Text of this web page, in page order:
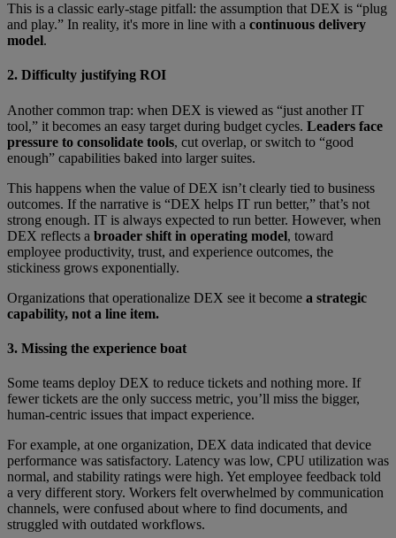
This is a classic early-stage pitfall: the assumption that DEX is “plug
and play.” In reality, it's more in line with a continuous delivery
model.
2. Difficulty justifying ROI
Another common trap: when DEX is viewed as “just another IT
tool,” it becomes an easy target during budget cycles. Leaders face
pressure to consolidate tools, cut overlap, or switch to “good
enough” capabilities baked into larger suites.
This happens when the value of DEX isn’t clearly tied to business
outcomes. If the narrative is “DEX helps IT run better,” that’s not
strong enough. IT is always expected to run better. However, when
DEX reflects a broader shift in operating model, toward
employee productivity, trust, and experience outcomes, the
stickiness grows exponentially.
Organizations that operationalize DEX see it become a strategic
capability, not a line item.
3. Missing the experience boat
Some teams deploy DEX to reduce tickets and nothing more. If
fewer tickets are the only success metric, you’ll miss the bigger,
human-centric issues that impact experience.
For example, at one organization, DEX data indicated that device
performance was satisfactory. Latency was low, CPU utilization was
normal, and stability ratings were high. Yet employee feedback told
a very different story. Workers felt overwhelmed by communication
channels, were confused about where to find documents, and
struggled with outdated workflows.